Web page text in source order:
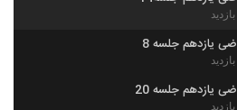
یازدهم جلسه 8
یازدهم جلسه 20